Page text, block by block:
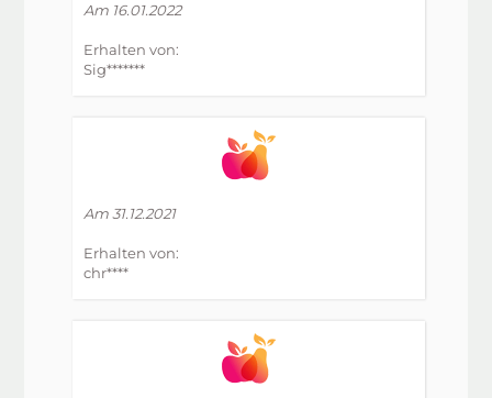
Am 16.01.2022
Erhalten von:
Sig*******
Am 31.12.2021
Erhalten von:
chr****